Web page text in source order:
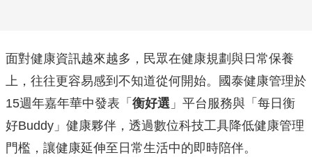
面對健康資訊越來越多，民眾在健康規劃與日常保養
上，往往更容易感到不知道從何開始。國泰健康管理於
15週年嘉年華中發表「 衡好選 」平台服務與「每日衡
好Buddy」健康夥伴，透過數位科技工具降低健康管理
門檻，讓健康延伸至日常生活中的即時陪伴。